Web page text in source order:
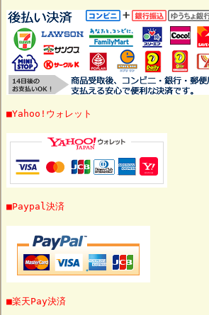
■Yahoo!ウォレット
■Paypal決済
■楽天Pay決済